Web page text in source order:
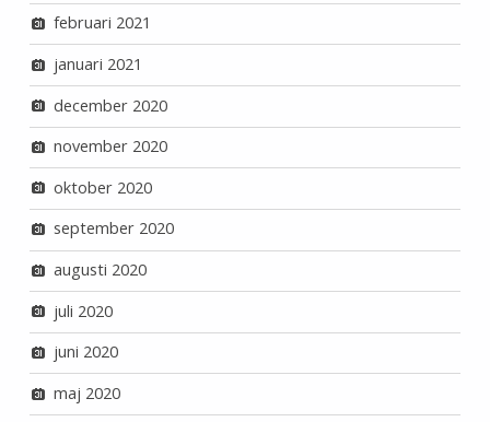
februari 2021
januari 2021
december 2020
november 2020
oktober 2020
september 2020
augusti 2020
juli 2020
juni 2020
maj 2020